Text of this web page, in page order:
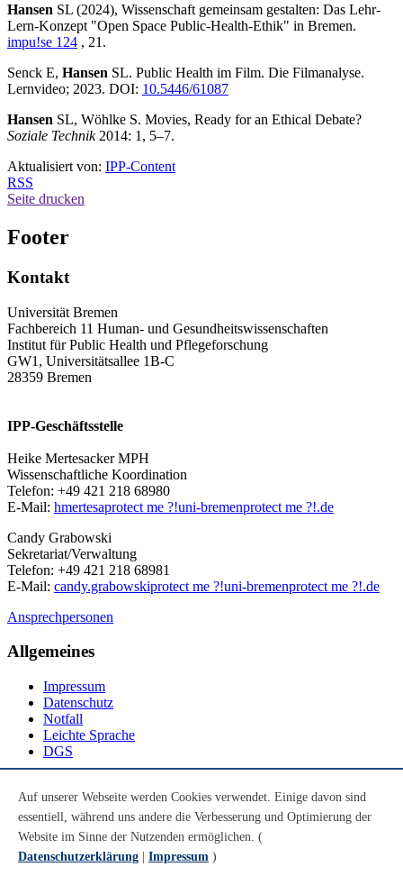
Hansen SL (2024), Wissenschaft gemeinsam gestalten: Das Lehr-
Lern-Konzept "Open Space Public-Health-Ethik" in Bremen.
impu!se 124 , 21.
Senck E, Hansen SL. Public Health im Film. Die Filmanalyse.
Lernvideo; 2023. DOI: 10.5446/61087
Hansen SL, Wöhlke S. Movies, Ready for an Ethical Debate?
Soziale Technik2014: 1, 5–7.
Aktualisiert von: IPP-Content
RSS
Seite drucken
Footer
Kontakt
Universität Bremen
Fachbereich 11 Human- und Gesundheitswissenschaften
Institut für Public Health und Pflegeforschung
GW1, Universitätsallee 1B-C
28359 Bremen
IPP-Geschäftsstelle
Heike Mertesacker MPH
Wissenschaftliche Koordination
Telefon: +49 421 218 68980
E-Mail: hmertesaprotect me ?!uni-bremenprotect me ?!.de
Candy Grabowski
Sekretariat/Verwaltung
Telefon: +49 421 218 68981
E-Mail: candy.grabowskiprotect me ?!uni-bremenprotect me ?!.de
Ansprechpersonen
Allgemeines
Impressum
Datenschutz
Notfall
Leichte Sprache
DGS
Youtube
Instagram
LinkedIn
Auf unserer Webseite werden Cookies verwendet. Einige davon sind
essentiell, während uns andere die Verbesserung und Optimierung der
Website im Sinne der Nutzenden ermöglichen. (
Datenschutzerklärung
Impressum )